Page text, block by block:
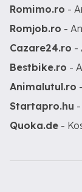
Romimo.ro -
Romjob.ro -
Cazare24.ro -
Bestbike.ro -
Animalutul.ro
Startapro.hu
Quoka.de -